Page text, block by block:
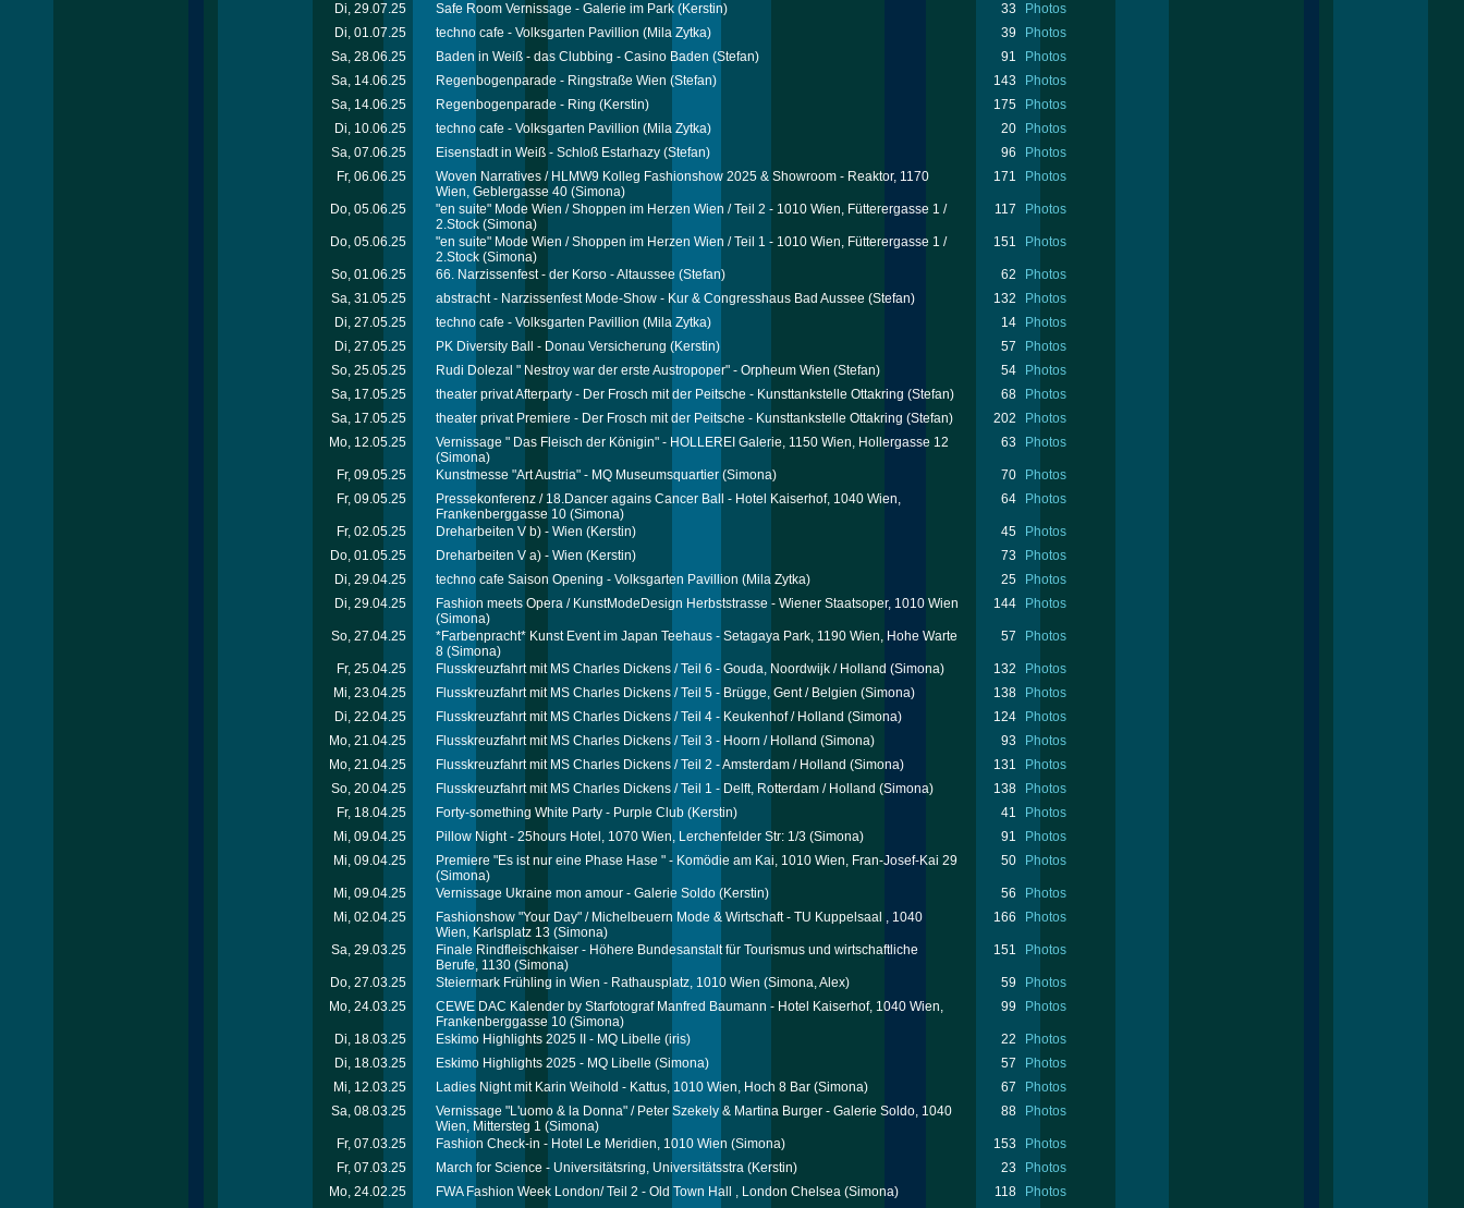
Di, 29.07.25 Safe Room Vernissage - Galerie im Park (Kerstin) 33
Photos
Di, 01.07.25
techno cafe - Volksgarten Pavillion (Mila Zytka) 39
Photos
Sa, 28.06.25
Baden in Weiß - das Clubbing - Casino Baden (Stefan) 91
Photos
Sa, 14.06.25
Regenbogenparade - Ringstraße Wien (Stefan) 143
Photos
Sa, 14.06.25
Regenbogenparade - Ring (Kerstin) 175
Photos
Di, 10.06.25
techno cafe - Volksgarten Pavillion (Mila Zytka) 20
Photos
Sa, 07.06.25
Eisenstadt in Weiß - Schloß Estarhazy (Stefan) 96
Photos
Fr, 06.06.25
Woven Narratives / HLMW9 Kolleg Fashionshow 2025 & Showroom - Reaktor, 1170
Wien, Geblergasse 40 (Simona)
171 Photos
Do, 05.06.25
"en suite" Mode Wien / Shoppen im Herzen Wien / Teil 2 - 1010 Wien, Fütterergasse 1 /
2.Stock (Simona)
117 Photos
Do, 05.06.25
"en suite" Mode Wien / Shoppen im Herzen Wien / Teil 1 - 1010 Wien, Fütterergasse 1 /
2.Stock (Simona)
151 Photos
So, 01.06.25 66. Narzissenfest - der Korso - Altaussee (Stefan) 62
Photos
Sa, 31.05.25
abstracht - Narzissenfest Mode-Show - Kur & Congresshaus Bad Aussee (Stefan) 132
Photos
Di, 27.05.25
techno cafe - Volksgarten Pavillion (Mila Zytka) 14
Photos
Di, 27.05.25
PK Diversity Ball - Donau Versicherung (Kerstin) 57
Photos
So, 25.05.25
Rudi Dolezal " Nestroy war der erste Austropoper" - Orpheum Wien (Stefan) 54
Photos
Sa, 17.05.25
theater privat Afterparty - Der Frosch mit der Peitsche - Kunsttankstelle Ottakring (Stefan) 68
Photos
Sa, 17.05.25
theater privat Premiere - Der Frosch mit der Peitsche - Kunsttankstelle Ottakring (Stefan) 202
Photos
Mo, 12.05.25
Vernissage " Das Fleisch der Königin" - HOLLEREI Galerie, 1150 Wien, Hollergasse 12
(Simona)
63 Photos
Fr, 09.05.25 Kunstmesse "Art Austria" - MQ Museumsquartier (Simona) 70
Photos
Fr, 09.05.25
Pressekonferenz / 18.Dancer agains Cancer Ball - Hotel Kaiserhof, 1040 Wien,
Frankenberggasse 10 (Simona)
64 Photos
Fr, 02.05.25 Dreharbeiten V b) - Wien (Kerstin) 45
Photos
Do, 01.05.25
Dreharbeiten V a) - Wien (Kerstin) 73
Photos
Di, 29.04.25
techno cafe Saison Opening - Volksgarten Pavillion (Mila Zytka) 25
Photos
Di, 29.04.25
Fashion meets Opera / KunstModeDesign Herbststrasse - Wiener Staatsoper, 1010 Wien
(Simona)
144 Photos
So, 27.04.25
*Farbenpracht* Kunst Event im Japan Teehaus - Setagaya Park, 1190 Wien, Hohe Warte
8 (Simona)
57 Photos
Fr, 25.04.25 Flusskreuzfahrt mit MS Charles Dickens / Teil 6 - Gouda, Noordwijk / Holland (Simona) 132
Photos
Mi, 23.04.25
Flusskreuzfahrt mit MS Charles Dickens / Teil 5 - Brügge, Gent / Belgien (Simona) 138
Photos
Di, 22.04.25
Flusskreuzfahrt mit MS Charles Dickens / Teil 4 - Keukenhof / Holland (Simona) 124
Photos
Mo, 21.04.25
Flusskreuzfahrt mit MS Charles Dickens / Teil 3 - Hoorn / Holland (Simona) 93
Photos
Mo, 21.04.25
Flusskreuzfahrt mit MS Charles Dickens / Teil 2 - Amsterdam / Holland (Simona) 131
Photos
So, 20.04.25
Flusskreuzfahrt mit MS Charles Dickens / Teil 1 - Delft, Rotterdam / Holland (Simona) 138
Photos
Fr, 18.04.25
Forty-something White Party - Purple Club (Kerstin) 41
Photos
Mi, 09.04.25
Pillow Night - 25hours Hotel, 1070 Wien, Lerchenfelder Str: 1/3 (Simona) 91
Photos
Mi, 09.04.25
Premiere "Es ist nur eine Phase Hase " - Komödie am Kai, 1010 Wien, Fran-Josef-Kai 29
(Simona)
50 Photos
Mi, 09.04.25 Vernissage Ukraine mon amour - Galerie Soldo (Kerstin) 56
Photos
Mi, 02.04.25
Fashionshow "Your Day" / Michelbeuern Mode & Wirtschaft - TU Kuppelsaal , 1040
Wien, Karlsplatz 13 (Simona)
166 Photos
Sa, 29.03.25
Finale Rindfleischkaiser - Höhere Bundesanstalt für Tourismus und wirtschaftliche
Berufe, 1130 (Simona)
151 Photos
Do, 27.03.25 Steiermark Frühling in Wien - Rathausplatz, 1010 Wien (Simona, Alex) 59
Photos
Mo, 24.03.25
CEWE DAC Kalender by Starfotograf Manfred Baumann - Hotel Kaiserhof, 1040 Wien,
Frankenberggasse 10 (Simona)
99 Photos
Di, 18.03.25 Eskimo Highlights 2025 II - MQ Libelle (iris) 22
Photos
Di, 18.03.25
Eskimo Highlights 2025 - MQ Libelle (Simona) 57
Photos
Mi, 12.03.25
Ladies Night mit Karin Weihold - Kattus, 1010 Wien, Hoch 8 Bar (Simona) 67
Photos
Sa, 08.03.25
Vernissage "L'uomo & la Donna" / Peter Szekely & Martina Burger - Galerie Soldo, 1040
Wien, Mittersteg 1 (Simona)
88 Photos
Fr, 07.03.25 Fashion Check-in - Hotel Le Meridien, 1010 Wien (Simona) 153
Photos
Fr, 07.03.25
March for Science - Universitätsring, Universitätsstra (Kerstin) 23
Photos
Mo, 24.02.25
FWA Fashion Week London/ Teil 2 - Old Town Hall , London Chelsea (Simona) 118
Photos